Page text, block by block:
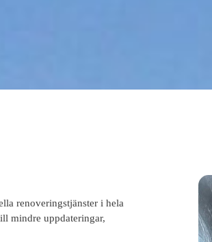
renoveringstjänster i hela
mindre uppdateringar,